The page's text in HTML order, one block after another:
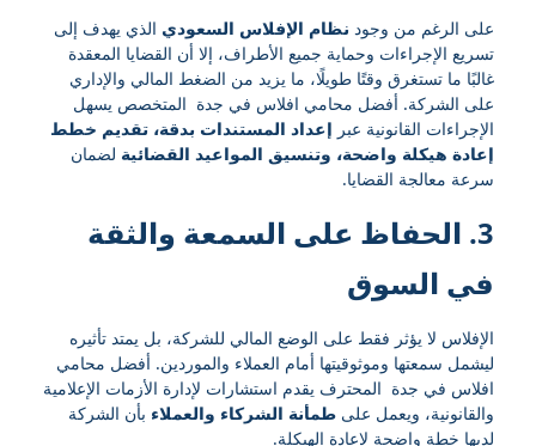
على الرغم من وجود نظام الإفلاس السعودي الذي يهدف إلى
تسريع الإجراءات وحماية جميع الأطراف، إلا أن القضايا المعقدة
غالبًا ما تستغرق وقتًا طويلًا، ما يزيد من الضغط المالي والإداري
على الشركة. أفضل محامي افلاس في جدة المتخصص يسهل
الإجراءات القانونية عبر إعداد المستندات بدقة، تقديم خطط
إعادة هيكلة واضحة، وتنسيق المواعيد القضائية لضمان
سرعة معالجة القضايا.
3. الحفاظ على السمعة والثقة
في السوق
الإفلاس لا يؤثر فقط على الوضع المالي للشركة، بل يمتد تأثيره
ليشمل سمعتها وموثوقيتها أمام العملاء والموردين. أفضل محامي
افلاس في جدة المحترف يقدم استشارات لإدارة الأزمات الإعلامية
والقانونية، ويعمل على طمأنة الشركاء والعملاء بأن الشركة
لديها خطة واضحة لإعادة الهيكلة.